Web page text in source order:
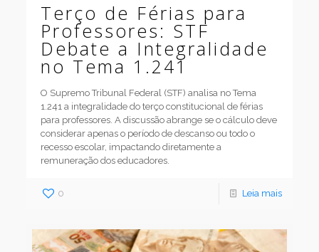
Terço de Férias para
Professores: STF
Debate a Integralidade
no Tema 1.241
O Supremo Tribunal Federal (STF) analisa no Tema
1.241 a integralidade do terço constitucional de férias
para professores. A discussão abrange se o cálculo deve
considerar apenas o período de descanso ou todo o
recesso escolar, impactando diretamente a
remuneração dos educadores.
0 Leia mais